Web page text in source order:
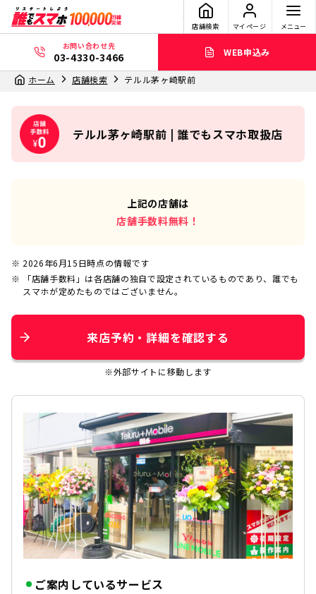
店舗検索 マイページ メニュー
お問い合わせ先
03-4330-3466 WEB申込み
ホーム 店舗検索 テルル茅ヶ崎駅前
テルル茅ヶ崎駅前 | 誰でもスマホ取扱店
上記の店舗は
店舗手数料無料！
2026年6月15日時点の情報です
「店舗手数料」は各店舗の独自で設定されているものであり、誰でも
スマホが定めたものではございません。
来店予約・詳細を確認する
※外部サイトに移動します
ご案内しているサービス